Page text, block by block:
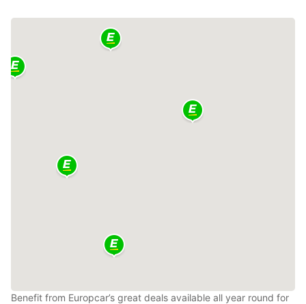
Benefit from Europcar’s great deals available all year round for